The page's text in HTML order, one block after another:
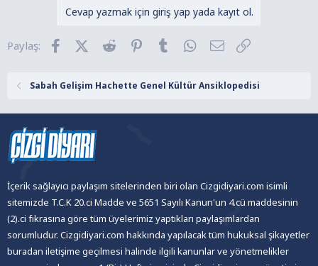
e
Cevap yazmak için giriş yap yada kayıt ol.
Paylaş: FacebookX (Twitter)
Reddit Pinterest
Tumblr WhatsApp
E-posta
Sabah Gelişim Hachette Genel Kültür Ansiklopedisi
İçerik sağlayıcı paylaşım sitelerinden biri olan Cizgidiyari.com isimli
sitemizde T.C.K 20.ci Madde ve 5651 Sayılı Kanun'un 4.cü maddesinin
(2).ci fıkrasına göre tüm üyelerimiz yaptıkları paylaşımlardan
sorumludur. Cizgidiyari.com hakkında yapılacak tüm hukuksal şikayetler
buradan iletişime geçilmesi halinde ilgili kanunlar ve yönetmelikler